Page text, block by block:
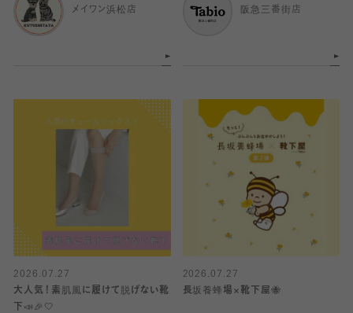
メイワン浜松店
阪急三番街店
2026.07.27
大人気！素肌風に履けて脱げない靴
下📣🎉🤍
2026.07.27
長坂養蜂場×靴下屋🐝